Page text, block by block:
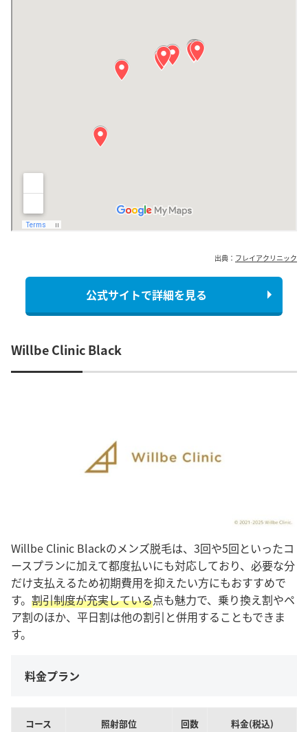
出典： フレイアクリニック
公式サイトで詳細を見る
Willbe Clinic Black
Willbe Clinic Blackのメンズ脱毛は、3回や5回といったコ
ースプランに加えて都度払いにも対応しており、必要な分
だけ支払えるため初期費用を抑えたい方にもおすすめで
す。 割引制度が充実している点も魅力で、乗り換え割やペ
ア割のほか、平日割は他の割引と併用することもできま
す。
料金プラン
コース 照射部位 回数 料金(税込)